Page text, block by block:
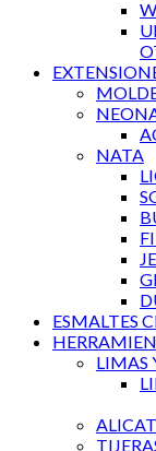
NATA
ESMALTES
LIMAS